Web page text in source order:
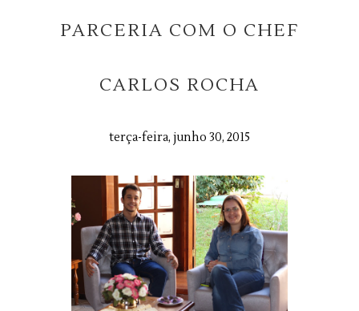
PARCERIA COM O CHEF
CARLOS ROCHA
terça-feira, junho 30, 2015